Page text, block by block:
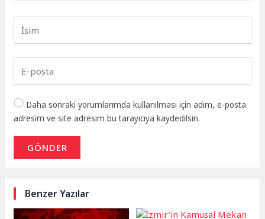
Daha sonraki yorumlarımda kullanılması için adım, e-posta
adresim ve site adresim bu tarayıcıya kaydedilsin.
GÖNDER
Benzer Yazılar